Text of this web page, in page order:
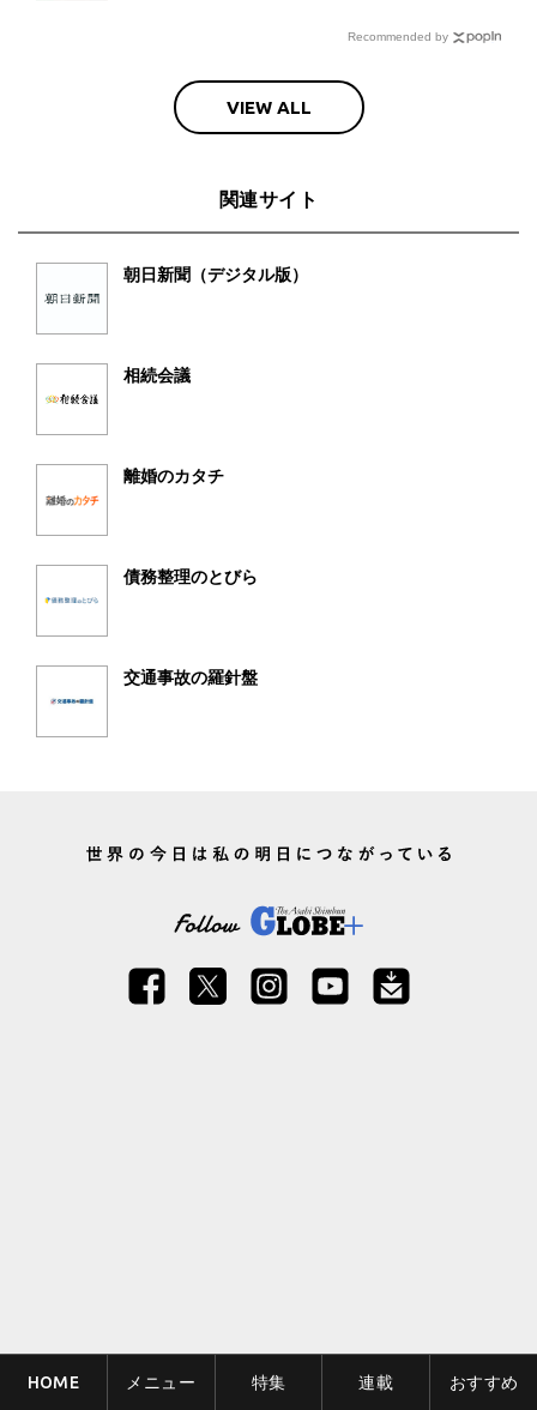
Recommended by
VIEW ALL
関連サイト
朝日新聞（デジタル版）
相続会議
離婚のカタチ
債務整理のとびら
交通事故の羅針盤
HOME メニュー 特集 連載 おすすめ